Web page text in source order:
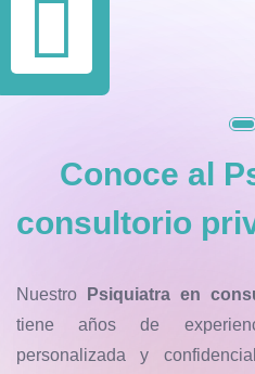
Conoce al
consultorio
Nuestro
Psiquiatra en
tiene años de
personalizada y